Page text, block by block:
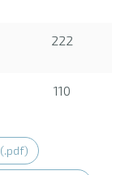
222
110